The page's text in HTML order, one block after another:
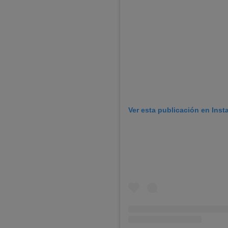
Ver esta publicación en